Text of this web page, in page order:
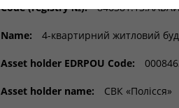
Code (registry №):
Name: 4-квартирний житловий
Asset holder EDRPOU Code:
Asset holder name: СВК «Полісся»